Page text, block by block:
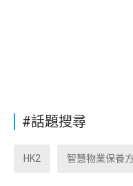
#話題搜尋
HK2 智慧物業保養